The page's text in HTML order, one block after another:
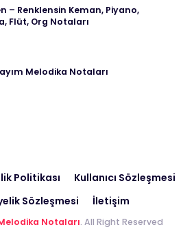
– Renklensin Keman, Piyano,
Flüt, Org Notaları
Melodika Notaları
Politikası
Kullanıcı Sözleşmesi
Sözleşmesi İletişim
Notaları. All Right Reserved